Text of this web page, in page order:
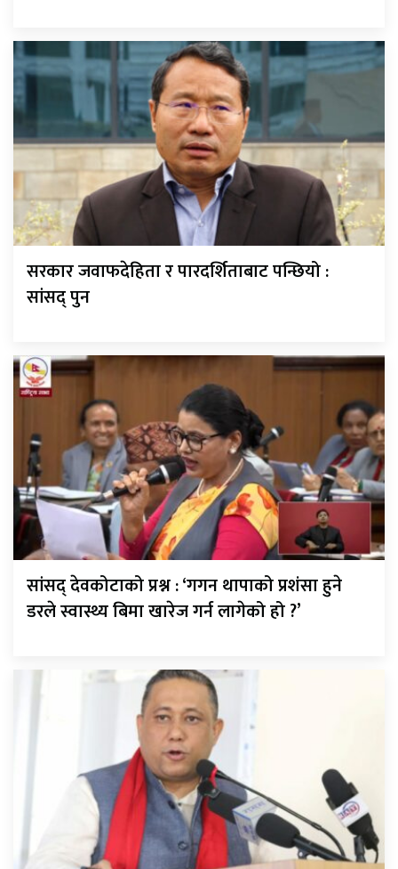
सरकार जवाफदेहिता र पारदर्शिताबाट पन्छियो :
सांसद् पुन
सांसद् देवकोटाको प्रश्न : ‘गगन थापाको प्रशंसा हुने
डरले स्वास्थ्य बिमा खारेज गर्न लागेको हो ?’